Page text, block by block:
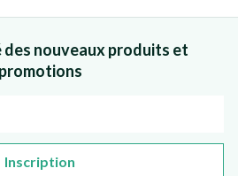
des nouveaux produits et
promotions
Inscription